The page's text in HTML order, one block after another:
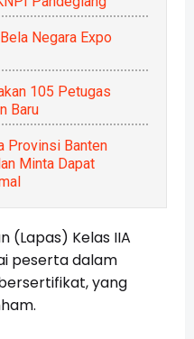
Negara Expo
105 Petugas
Baru
Provinsi Banten
Minta Dapat
(Lapas) Kelas IIA
peserta dalam
yang